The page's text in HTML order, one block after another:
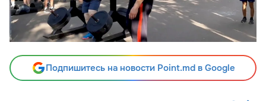
Подпишитесь на новости Point.md в Google